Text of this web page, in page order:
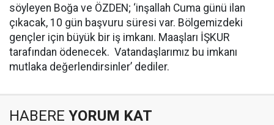
söyleyen Boğa ve ÖZDEN; ‘inşallah Cuma günü ilan
çıkacak, 10 gün başvuru süresi var. Bölgemizdeki
gençler için büyük bir iş imkanı. Maaşları İŞKUR
tarafından ödenecek. Vatandaşlarımız bu imkanı
mutlaka değerlendirsinler’ dediler.
HABERE YORUM KAT